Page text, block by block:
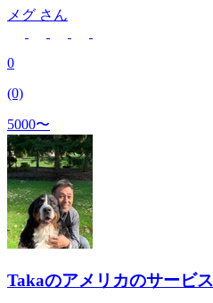
メグ さん
0
(0)
5000〜
Takaのアメリカのサービス